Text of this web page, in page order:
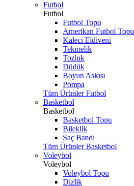
Futbol
Futbol
Futbol Topu
Amerikan Futbol Topu
Kaleci Eldiveni
Tekmelik
Tozluk
Düdük
Boyun Askısı
Pompa
Tüm Ürünler Futbol
Basketbol
Basketbol
Basketbol Topu
Bileklik
Saç Bandı
Tüm Ürünler Basketbol
Voleybol
Voleybol
Voleybol Topu
Dizlik